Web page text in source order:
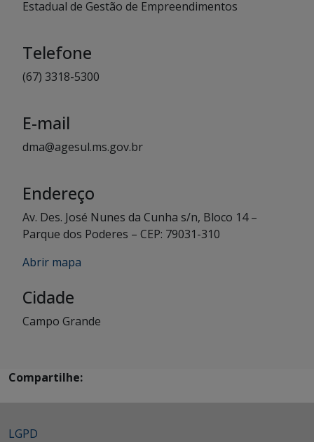
Estadual de Gestão de Empreendimentos
Telefone
(67) 3318-5300
E-mail
dma@agesul.ms.gov.br
Endereço
Av. Des. José Nunes da Cunha s/n, Bloco 14 –
Parque dos Poderes – CEP: 79031-310
Abrir mapa
Cidade
Campo Grande
Compartilhe:
LGPD